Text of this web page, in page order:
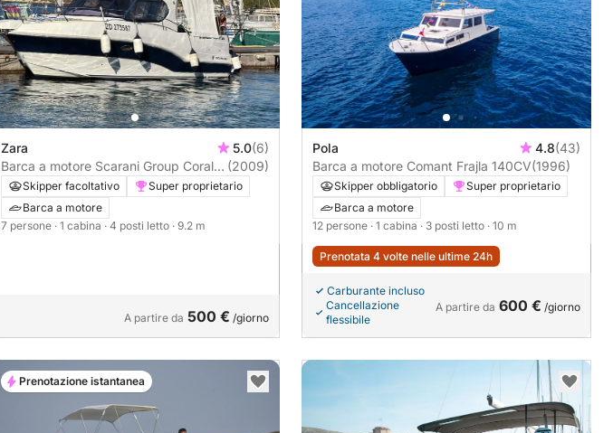
Zara 5.0(6)
Barca a motore Scarani Group Coral
30 Scarani
(2009)
Skipper facoltativo
Super proprietario
Barca a motore
7 persone · 1 cabina · 4 posti letto · 9.2 m
A partire da 500 € /giorno
Pola 4.8(43)
Barca a motore Comant Frajla 140CV(1996)
Skipper obbligatorio
Super proprietario
Barca a motore
12 persone · 1 cabina · 3 posti letto · 10 m
Prenotata 4 volte nelle ultime 24h
Carburante incluso
Cancellazione
flessibile
A partire da 600 € /giorno
Prenotazione istantanea